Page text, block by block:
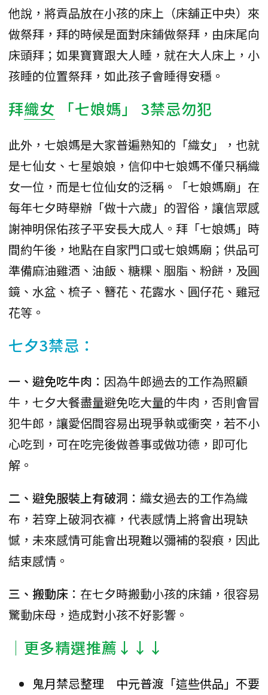
他說，將貢品放在小孩的床上（床舖正中央）來
做祭拜，拜的時候是面對床鋪做祭拜，由床尾向
床頭拜；如果寶寶跟大人睡，就在大人床上，小
孩睡的位置祭拜，如此孩子會睡得安穩。
拜織女 「七娘媽」 3禁忌勿犯
此外，七娘媽是大家普遍熟知的「織女」，也就
是七仙女、七星娘娘，信仰中七娘媽不僅只稱織
女一位，而是七位仙女的泛稱。「七娘媽廟」在
每年七夕時舉辦「做十六歲」的習俗，讓信眾感
謝神明保佑孩子平安長大成人。拜「七娘媽」時
間約午後，地點在自家門口或七娘媽廟；供品可
準備麻油雞酒、油飯、糖粿、胭脂、粉餅，及圓
鏡、水盆、梳子、簪花、花露水、圓仔花、雞冠
花等。
七夕3禁忌：
一、避免吃牛肉 ：因為牛郎過去的工作為照顧
牛，七夕大餐盡量避免吃大量的牛肉，否則會冒
犯牛郎，讓愛侶間容易出現爭執或衝突，若不小
心吃到，可在吃完後做善事或做功德，即可化
解。
二、避免服裝上有破洞 ：織女過去的工作為織
布，若穿上破洞衣褲，代表感情上將會出現缺
憾，未來感情可能會出現難以彌補的裂痕，因此
結束感情。
三、搬動床 ：在七夕時搬動小孩的床鋪，很容易
驚動床母，造成對小孩不好影響。
│更多精選推薦↓↓↓
鬼月禁忌整理 中元普渡「這些供品」不要